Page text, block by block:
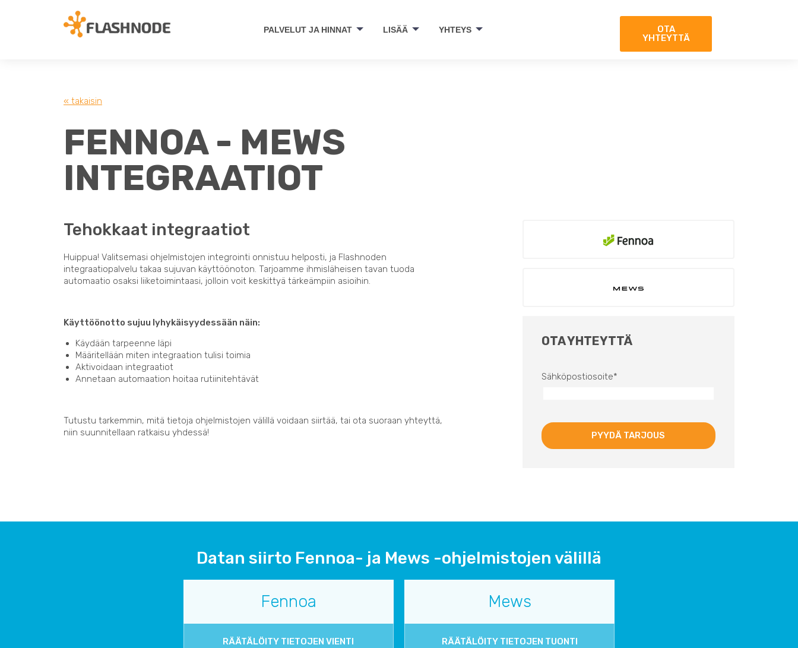
PALVELUT JA HINNAT LISÄÄ YHTEYS
OTA
YHTEYTTÄ
« takaisin
FENNOA - MEWS
INTEGRAATIOT
Tehokkaat integraatiot
Huippua! Valitsemasi ohjelmistojen integrointi onnistuu helposti, ja Flashnoden
integraatiopalvelu takaa sujuvan käyttöönoton. Tarjoamme ihmisläheisen tavan tuoda
automaatio osaksi liiketoimintaasi, jolloin voit keskittyä tärkeämpiin asioihin.
Käyttöönotto sujuu lyhykäisyydessään näin:
Käydään tarpeenne läpi
Määritellään miten integraation tulisi toimia
Aktivoidaan integraatiot
Annetaan automaation hoitaa rutiinitehtävät
Tutustu tarkemmin, mitä tietoja ohjelmistojen välillä voidaan siirtää, tai ota suoraan yhteyttä,
niin suunnitellaan ratkaisu yhdessä!
OTA YHTEYTTÄ
Sähköpostiosoite*
Datan siirto Fennoa- ja Mews -ohjelmistojen välillä
Fennoa Mews
RÄÄTÄLÖITY TIETOJEN VIENTI
RÄÄTÄLÖITY TIETOJEN TUONTI